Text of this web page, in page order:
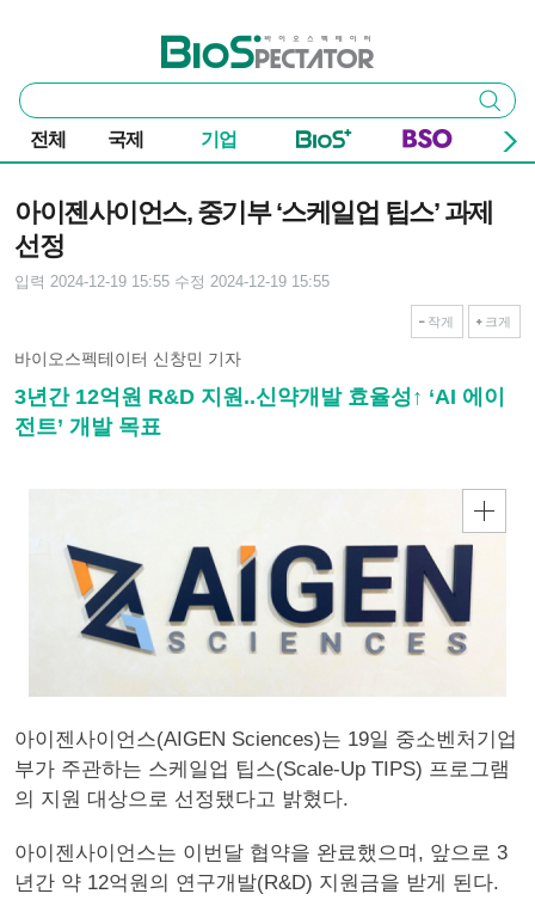
바이오스펙테이터
통
합
검
색
검색
전체 국제 기업
아이젠사이언스, 중기부 ‘스케일업 팁스’ 과제
선정
입력 2024-12-19 15:55 수정 2024-12-19 15:55
작게 크게
바이오스펙테이터 신창민 기자
3년간 12억원 R&D 지원..신약개발 효율성↑ ‘AI 에이
전트’ 개발 목표
아이젠사이언스(AIGEN Sciences)는 19일 중소벤처기업
부가 주관하는 스케일업 팁스(Scale-Up TIPS) 프로그램
의 지원 대상으로 선정됐다고 밝혔다.
아이젠사이언스는 이번달 협약을 완료했으며, 앞으로 3
년간 약 12억원의 연구개발(R&D) 지원금을 받게 된다.